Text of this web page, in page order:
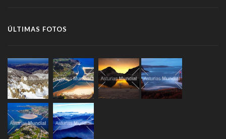
ÚLTIMAS FOTOS